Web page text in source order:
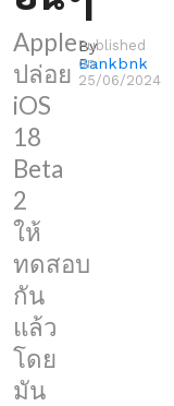
Apple
ปล่อย
iOS
18
Beta
2
ให้
ทดสอบ
กัน
แล้ว
โดย
มัน
By
Bankbnk
Published
on
25/06/2024
มัน
มา
พร้อม
กับ
ฟีเจอร์
iPhone
Mirroring,
SharePlay
screen
sharing
และ
อื่นๆ